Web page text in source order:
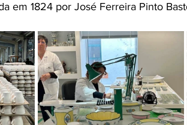
em 1824 por José Ferreira Pinto